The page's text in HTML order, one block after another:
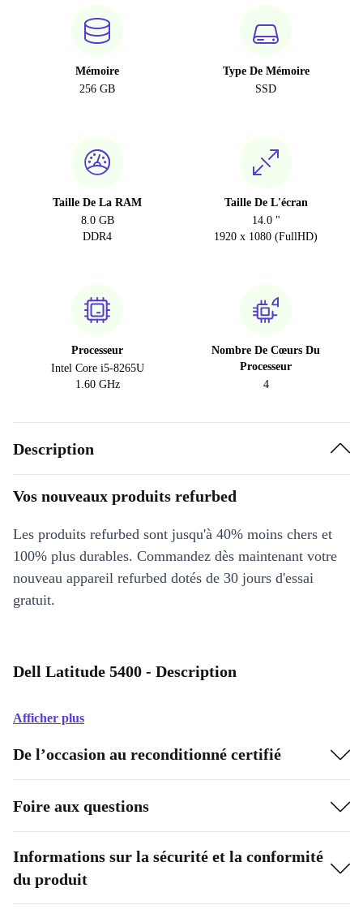
Mémoire
256 GB
Type De Mémoire
SSD
Taille De La RAM
8.0 GB
DDR4
Taille De L'écran
14.0 "
1920 x 1080 (FullHD)
Processeur
Intel Core i5-8265U
1.60 GHz
Nombre De Cœurs Du
Processeur
4
Description
Vos nouveaux produits refurbed
Les produits refurbed sont jusqu'à 40% moins chers et
100% plus durables. Commandez dès maintenant votre
nouveau appareil refurbed dotés de 30 jours d'essai
gratuit.
Dell Latitude 5400 - Description
Afficher plus
De l’occasion au reconditionné certifié
Foire aux questions
Informations sur la sécurité et la conformité
du produit